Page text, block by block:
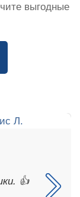
выгодные
👍